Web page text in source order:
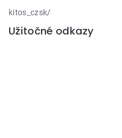
kitos_czsk/
Užitočné odkazy